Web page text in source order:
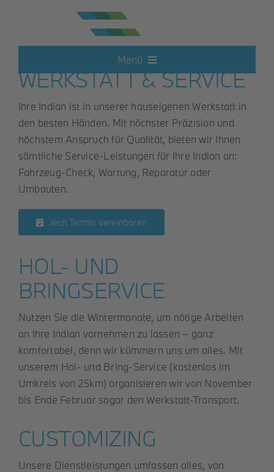
Menü
Elektroautos
Hot Deals
Gebrauchtwagen
Roller
Service
Unternehmen
INDIAN MOTORCYCLE
WERKSTATT & SERVICE
Ihre Indian ist in unserer hauseigenen Werkstatt in
den besten Händen. Mit höchster Präzision und
höchstem Anspruch für Qualität, bieten wir Ihnen
sämtliche Service-Leistungen für Ihre Indian an:
Fahrzeug-Check, Wartung, Reparatur oder
Umbauten.
Jetzt Termin vereinbaren
HOL- UND
BRINGSERVICE
Nutzen Sie die Wintermonate, um nötige Arbeiten
an Ihre Indian vornehmen zu lassen – ganz
komfortabel, denn wir kümmern uns um alles. Mit
unserem Hol- und Bring-Service (kostenlos im
Umkreis von 25km) organisieren wir von November
bis Ende Februar sogar den Werkstatt-Transport.
CUSTOMIZING
Unsere Dienstleistungen umfassen alles, von